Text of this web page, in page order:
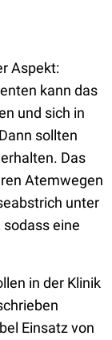
Aspekt:
kann das
und sich in
sollten
Das
Atemwegen
unter
eine
in der Klinik
Einsatz von